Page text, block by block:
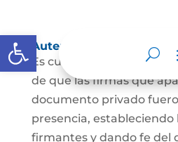
Abrir barra de herramientas
Autenticaciones
Es cuando el notario da
de que las firmas que
documento privado
presencia,
firmantes y dando fe del